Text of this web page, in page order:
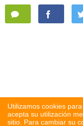
Utilizamos cookies
acepta su utilización
sitio. Para cambiar su